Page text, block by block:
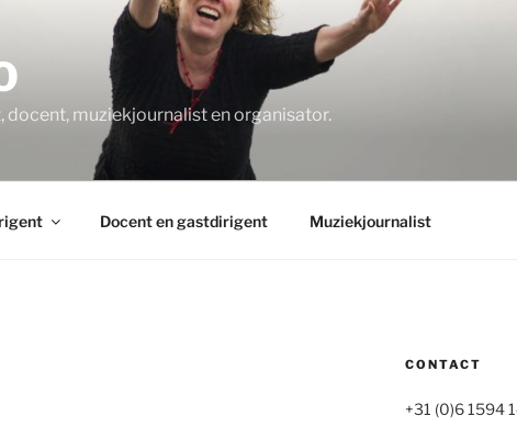
muziekjournalist en organisator.
Docent en gastdirigent Muziekjournalist
CONTACT
+31 (0)6 1594